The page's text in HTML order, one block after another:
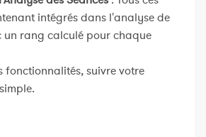
intégrés dans l'analyse de
un rang calculé pour chaque
fonctionnalités, suivre votre